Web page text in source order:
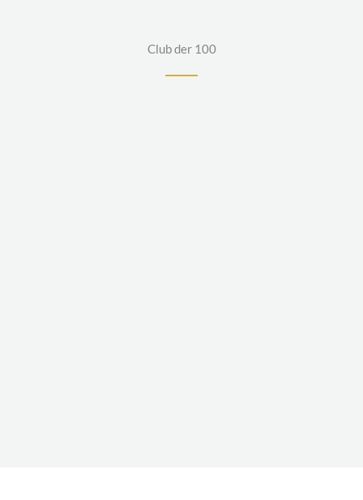
Club der 100